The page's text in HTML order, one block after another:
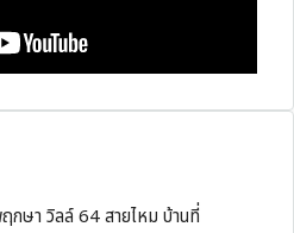
กษา วิลล์ 64 สายไหม บ้านที่